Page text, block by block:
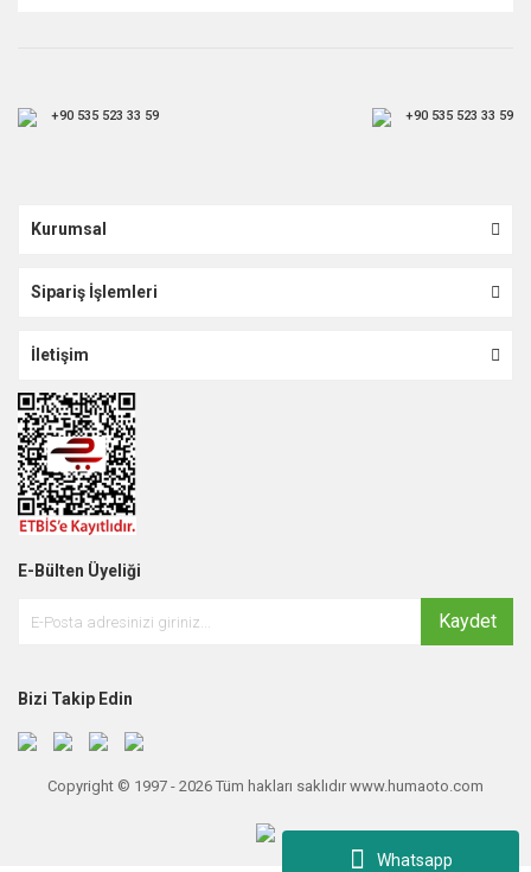
Whatsapp
+90 535 523 33 59 +90 535 523 33 59
Kurumsal
Sipariş İşlemleri
İletişim
E-Bülten Üyeliği
Kaydet
Bizi Takip Edin
Copyright © 1997 - 2026 Tüm hakları saklıdır www.humaoto.com